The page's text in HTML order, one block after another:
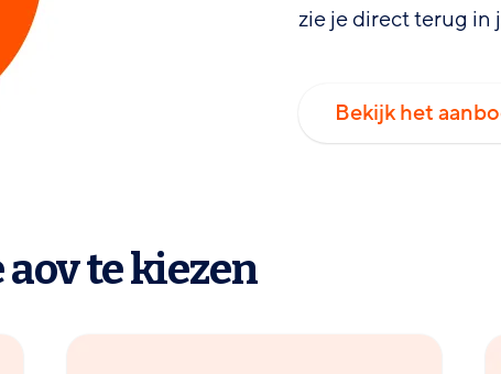
zie je direct terug in
Bekijk het
te kiezen